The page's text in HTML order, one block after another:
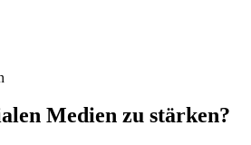
Medien zu stärken?